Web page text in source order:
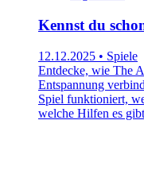
Kennst du
12.12.2025 • Spiele
Entdecke, wie The
Entspannung
Spiel funktioniert,
welche Hilfen es